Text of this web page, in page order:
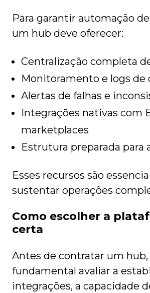
Para garantir automação
um hub deve oferecer:
Centralização completa
Monitoramento e logs de
Alertas de falhas e
Integrações nativas com
marketplaces
Estrutura preparada para
Esses recursos são
sustentar operações
Como escolher a
certa
Antes de contratar um hub,
fundamental avaliar a
integrações, a capacidade